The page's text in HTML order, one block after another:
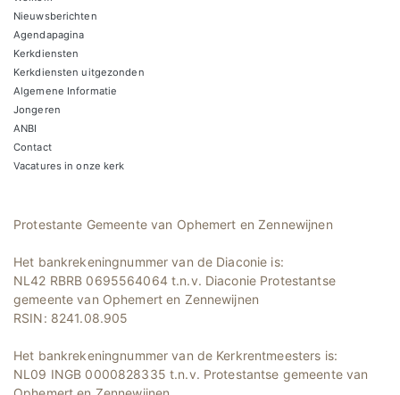
Nieuwsberichten
Agendapagina
Kerkdiensten
Kerkdiensten uitgezonden
Algemene Informatie
Jongeren
ANBI
Contact
Vacatures in onze kerk
Protestante Gemeente van Ophemert en Zennewijnen
Het bankrekeningnummer van de Diaconie is:
NL42 RBRB 0695564064 t.n.v. Diaconie Protestantse
gemeente van Ophemert en Zennewijnen
RSIN: 8241.08.905
Het bankrekeningnummer van de Kerkrentmeesters is:
NL09 INGB 0000828335 t.n.v. Protestantse gemeente van